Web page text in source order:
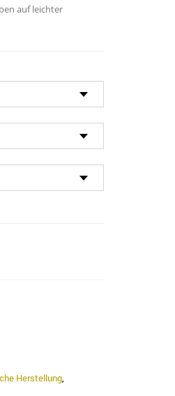
auf leichter
Herstellung,